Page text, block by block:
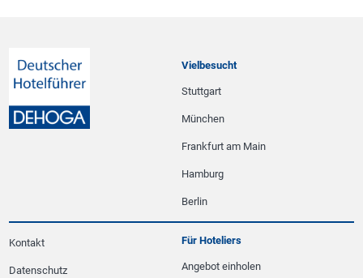
Vielbesucht
Stuttgart
München
Frankfurt am Main
Hamburg
Berlin
Kontakt
Datenschutz
Für Hoteliers
Angebot einholen